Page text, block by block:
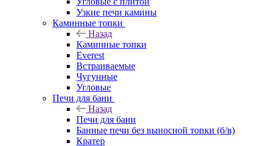
Узкие печи камины
Каминные топки
Назад
Каминные топки
Everest
Встраиваемые
Чугунные
Угловые
Печи для бани
Назад
Печи для бани
Банные печи без выносной топки (б/в)
Кратер